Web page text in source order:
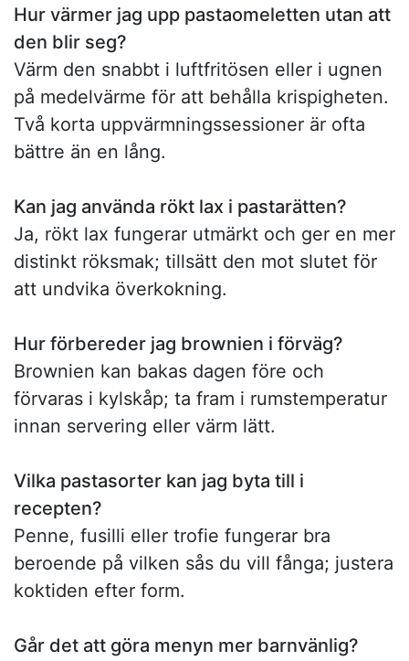
Hur värmer jag upp pastaomeletten utan att
den blir seg?
Värm den snabbt i luftfritösen eller i ugnen
på medelvärme för att behålla krispigheten.
Två korta uppvärmningssessioner är ofta
bättre än en lång.
Kan jag använda rökt lax i pastarätten?
Ja, rökt lax fungerar utmärkt och ger en mer
distinkt röksmak; tillsätt den mot slutet för
att undvika överkokning.
Hur förbereder jag brownien i förväg?
Brownien kan bakas dagen före och
förvaras i kylskåp; ta fram i rumstemperatur
innan servering eller värm lätt.
Vilka pastasorter kan jag byta till i
recepten?
Penne, fusilli eller trofie fungerar bra
beroende på vilken sås du vill fånga; justera
koktiden efter form.
Går det att göra menyn mer barnvänlig?